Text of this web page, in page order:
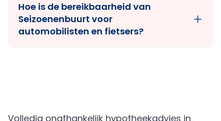
Hoe is de bereikbaarheid van
Seizoenenbuurt voor
automobilisten en fietsers?
Volledig onafhankelijk hypotheekadvies in